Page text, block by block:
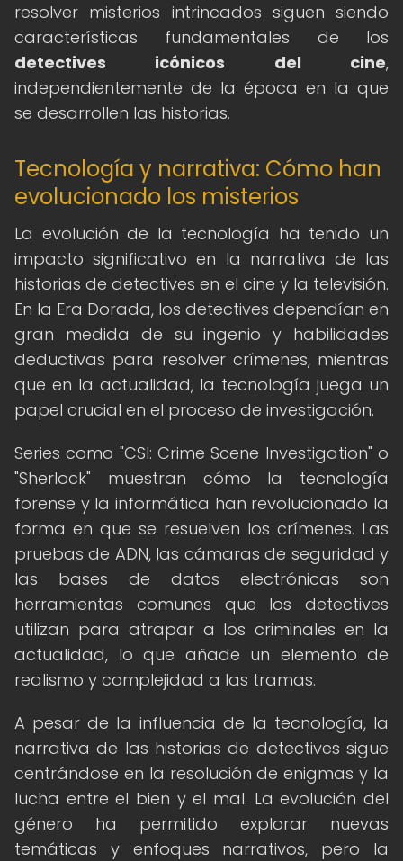
resolver misterios intrincados siguen siendo
características fundamentales de los
detectives icónicos del cine,
independientemente de la época en la que
se desarrollen las historias.
Tecnología y narrativa: Cómo han
evolucionado los misterios
La evolución de la tecnología ha tenido un
impacto significativo en la narrativa de las
historias de detectives en el cine y la televisión.
En la Era Dorada, los detectives dependían en
gran medida de su ingenio y habilidades
deductivas para resolver crímenes, mientras
que en la actualidad, la tecnología juega un
papel crucial en el proceso de investigación.
Series como "CSI: Crime Scene Investigation" o
"Sherlock" muestran cómo la tecnología
forense y la informática han revolucionado la
forma en que se resuelven los crímenes. Las
pruebas de ADN, las cámaras de seguridad y
las bases de datos electrónicas son
herramientas comunes que los detectives
utilizan para atrapar a los criminales en la
actualidad, lo que añade un elemento de
realismo y complejidad a las tramas.
A pesar de la influencia de la tecnología, la
narrativa de las historias de detectives sigue
centrándose en la resolución de enigmas y la
lucha entre el bien y el mal. La evolución del
género ha permitido explorar nuevas
temáticas y enfoques narrativos, pero la